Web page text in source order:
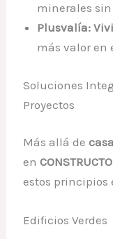
minerales sin
Plusvalía:
más valor en
Soluciones
Proyectos
Más allá de
en
estos principios
Edificios Verdes